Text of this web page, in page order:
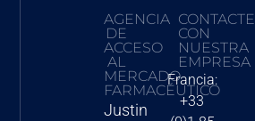
AGENCIA
DE
ACCESO
AL
MERCADO
FARMACÉUTICO
Justin
CONTACTE
CON
NUESTRA
EMPRESA
Francia:
+33